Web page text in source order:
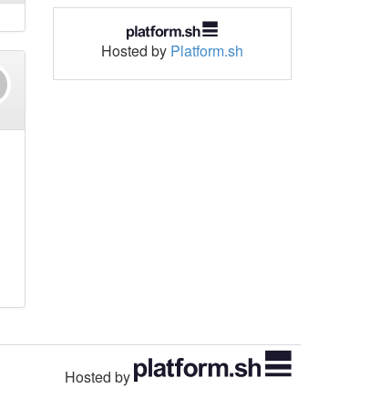
Hosted by Platform.sh
Hosted by